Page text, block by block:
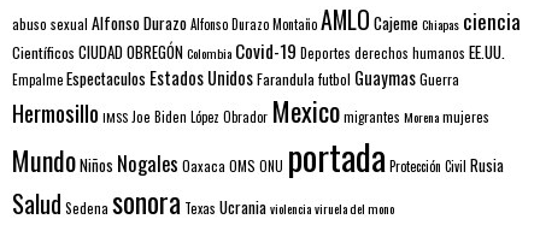
abuso sexual Alfonso DurazoAlfonso Durazo MontañoAMLO CajemeChiapas ciencia
Científicos CIUDAD OBREGÓNColombia Covid-19 Deportes derechos humanos EE.UU.
EmpalmeEspectaculos Estados UnidosFarandulafutbol GuaymasGuerra
Hermosillo IMSSJoe Biden López Obrador Mexicomigrantes Morenamujeres
MundoNiños Nogales Oaxaca OMS ONU portada Protección Civil Rusia
Salud Sedena sonora Texas Ucraniaviolenciaviruela del mono